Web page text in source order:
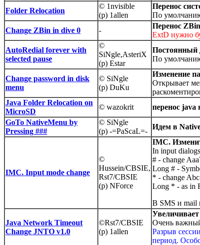
Folder Relocation
© 1nvisible
(p) 1allen
Перенос
По
Change ZBin in dive 0
-
Перенос
ExtD нужно
AutoRedial forever with
selected pause
©
SiNgle,AsteriX
(p) Estar
Постоянный
По
Change password in disk
menu
© SiNgle
(p) DuKu
Изменение
Открывает
Java Folder Relocation on
MicroSD
© wazokrit
перенос java
GoTo NativeMenu by
Pressing ###
© SiNgle
(p) -=PaScaL=-
Идем в
IMC. Input mode change
©
Hussein/CBSIE,
Rst7/CBSIE
(p) NForce
IMC.
In input
# - change
Long # -
* - change
Long * - as in
В SMS и mail
Java Network Timeout
Change JNTO v1.0
©Rst7/CBSIE
(p) 1allen
Очень
Разрыв
период.